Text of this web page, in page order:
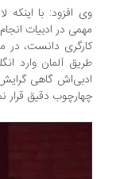
افزود: با اینکه لارنس
در ادبیات انجام داده،
دانست، در معنای
آلمان وارد
گاهی گرایش‌هایی
دقیق قرار